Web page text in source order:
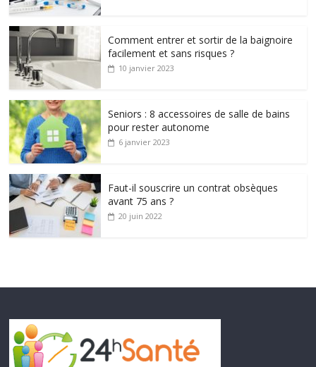
Comment entrer et sortir de la baignoire
facilement et sans risques ?
10 janvier 2023
Seniors : 8 accessoires de salle de bains
pour rester autonome
6 janvier 2023
Faut-il souscrire un contrat obsèques
avant 75 ans ?
20 juin 2022